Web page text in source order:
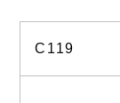
C119